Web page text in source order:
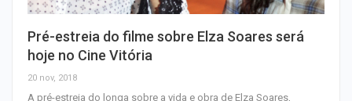
Pré-estreia do filme sobre Elza Soares será
hoje no Cine Vitória
20 nov, 2018
A pré-estreia do longa sobre a vida e obra de Elza Soares,